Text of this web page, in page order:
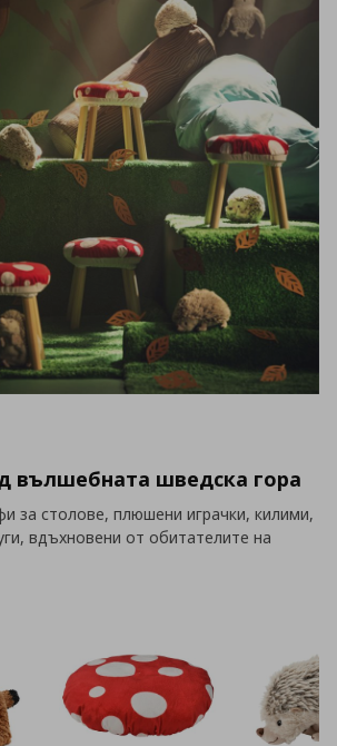
вълшебната шведска гора
за столове, плюшени играчки, килими,
вдъхновени от обитателите на